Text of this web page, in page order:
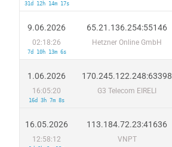
31d 12h 14m 17s
9.06.2026
02:18:26
7d 10h 13m 6s
65.21.136.254:55146
Hetzner Online GmbH
1.06.2026
16:05:20
16d 3h 7m 8s
170.245.122.248:63398
G3 Telecom EIRELI
16.05.2026
12:58:12
113.184.72.23:41636
VNPT